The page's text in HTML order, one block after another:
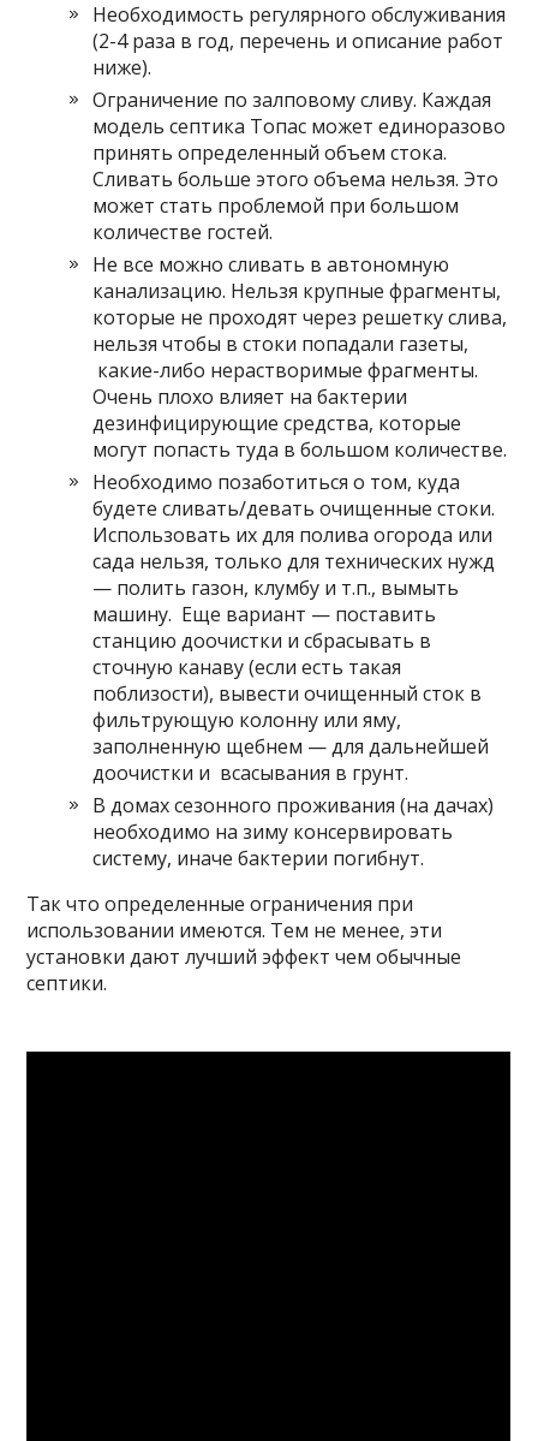
Необходимость регулярного обслуживания
(2-4 раза в год, перечень и описание работ
ниже).
Ограничение по залповому сливу. Каждая
модель септика Топас может единоразово
принять определенный объем стока.
Сливать больше этого объема нельзя. Это
может стать проблемой при большом
количестве гостей.
Не все можно сливать в автономную
канализацию. Нельзя крупные фрагменты,
которые не проходят через решетку слива,
нельзя чтобы в стоки попадали газеты,
какие-либо нерастворимые фрагменты.
Очень плохо влияет на бактерии
дезинфицирующие средства, которые
могут попасть туда в большом количестве.
Необходимо позаботиться о том, куда
будете сливать/девать очищенные стоки.
Использовать их для полива огорода или
сада нельзя, только для технических нужд
— полить газон, клумбу и т.п., вымыть
машину. Еще вариант — поставить
станцию доочистки и сбрасывать в
сточную канаву (если есть такая
поблизости), вывести очищенный сток в
фильтрующую колонну или яму,
заполненную щебнем — для дальнейшей
доочистки и всасывания в грунт.
В домах сезонного проживания (на дачах)
необходимо на зиму консервировать
систему, иначе бактерии погибнут.
Так что определенные ограничения при
использовании имеются. Тем не менее, эти
установки дают лучший эффект чем обычные
септики.